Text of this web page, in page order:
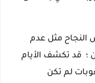
النجاح مثل عدم
؛ قد تكشف الأيام
لم تكن